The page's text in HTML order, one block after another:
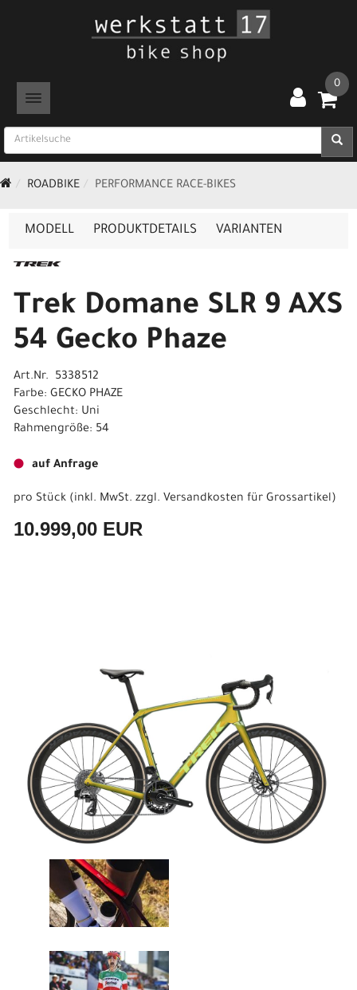
TOGGLE NAVIGATION
0
ROADBIKE PERFORMANCE RACE-BIKES
MODELL PRODUKTDETAILS VARIANTEN
Trek Domane SLR 9 AXS
54 Gecko Phaze
Art.Nr. 5338512
Farbe: GECKO PHAZE
Geschlecht: Uni
Rahmengröße: 54
auf Anfrage
pro Stück (inkl. MwSt. zzgl. Versandkosten für Grossartikel)
10.999,00 EUR